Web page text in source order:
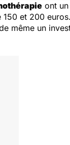
ont
et 200
même un